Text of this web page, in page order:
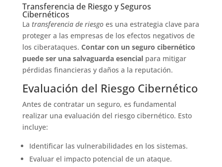
Transferencia de Riesgo y Seguros
Cibernéticos
La transferencia de riesgoes una estrategia clave para
proteger a las empresas de los efectos negativos de
los ciberataques. Contar con un seguro cibernético
puede ser una salvaguarda esencialpara mitigar
pérdidas financieras y daños a la reputación.
Evaluación del Riesgo Cibernético
Antes de contratar un seguro, es fundamental
realizar una evaluación del riesgo cibernético. Esto
incluye:
Identificar las vulnerabilidades en los sistemas.
Evaluar el impacto potencial de un ataque.